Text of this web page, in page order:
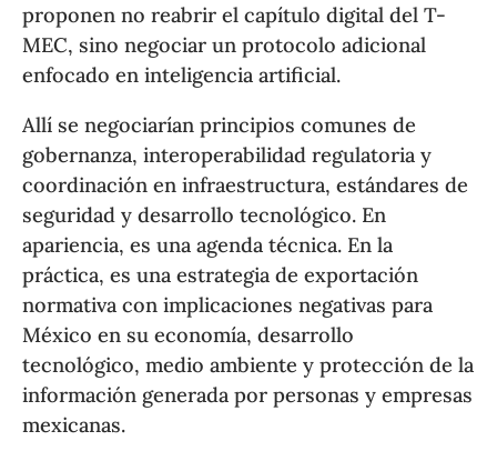
proponen no reabrir el capítulo digital del T-
MEC, sino negociar un protocolo adicional
enfocado en inteligencia artificial.
Allí se negociarían principios comunes de
gobernanza, interoperabilidad regulatoria y
coordinación en infraestructura, estándares de
seguridad y desarrollo tecnológico. En
apariencia, es una agenda técnica. En la
práctica, es una estrategia de exportación
normativa con implicaciones negativas para
México en su economía, desarrollo
tecnológico, medio ambiente y protección de la
información generada por personas y empresas
mexicanas.